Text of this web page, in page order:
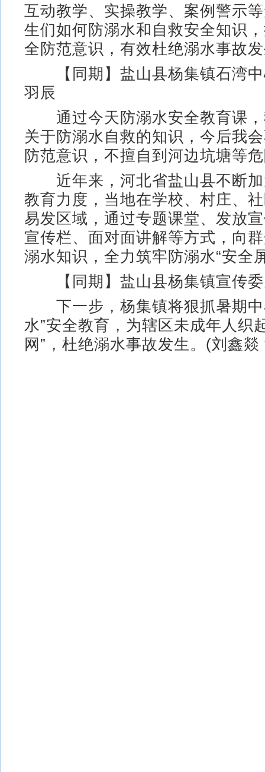
互动教学、实操教学、案例警示
生们如何防溺水和自救安全知识
全防范意识，有效杜绝溺水事故
【同期】盐山县杨集镇石湾中
羽辰
通过今天防溺水安全教育课，
关于防溺水自救的知识，今后我
防范意识，不擅自到河边坑塘等
近年来，河北省盐山县不断加
教育力度，当地在学校、村庄、
易发区域，通过专题课堂、发放
宣传栏、面对面讲解等方式，向
溺水知识，全力筑牢防溺水“安全
【同期】盐山县杨集镇宣传委
下一步，杨集镇将狠抓暑期中
水”安全教育，为辖区未成年人织
网”，杜绝溺水事故发生。(刘鑫